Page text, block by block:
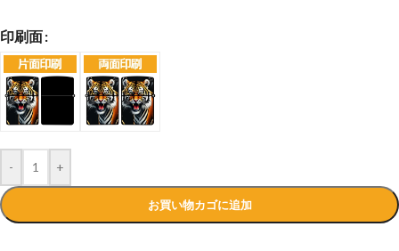
印刷面
- +
お買い物カゴに追加